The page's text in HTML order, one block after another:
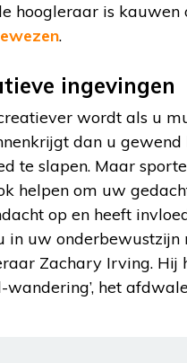
hoogleraar is
.
ingevingen
wordt als u
dan u
te slapen. Maar
helpen om uw
op en heeft
in uw
Zachary Irving. Hij
het